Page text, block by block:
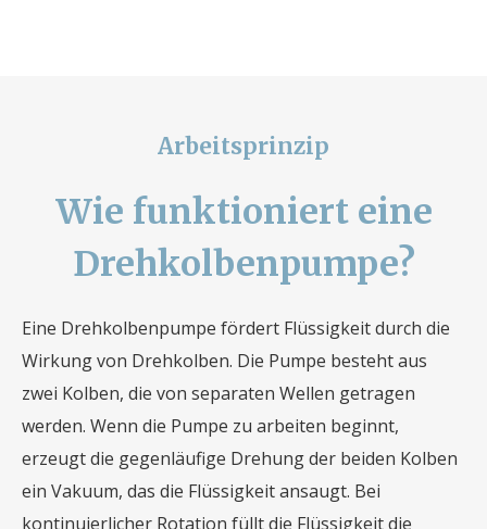
Arbeitsprinzip
Wie funktioniert eine
Drehkolbenpumpe?
Eine Drehkolbenpumpe fördert Flüssigkeit durch die
Wirkung von Drehkolben. Die Pumpe besteht aus
zwei Kolben, die von separaten Wellen getragen
werden. Wenn die Pumpe zu arbeiten beginnt,
erzeugt die gegenläufige Drehung der beiden Kolben
ein Vakuum, das die Flüssigkeit ansaugt. Bei
kontinuierlicher Rotation füllt die Flüssigkeit die